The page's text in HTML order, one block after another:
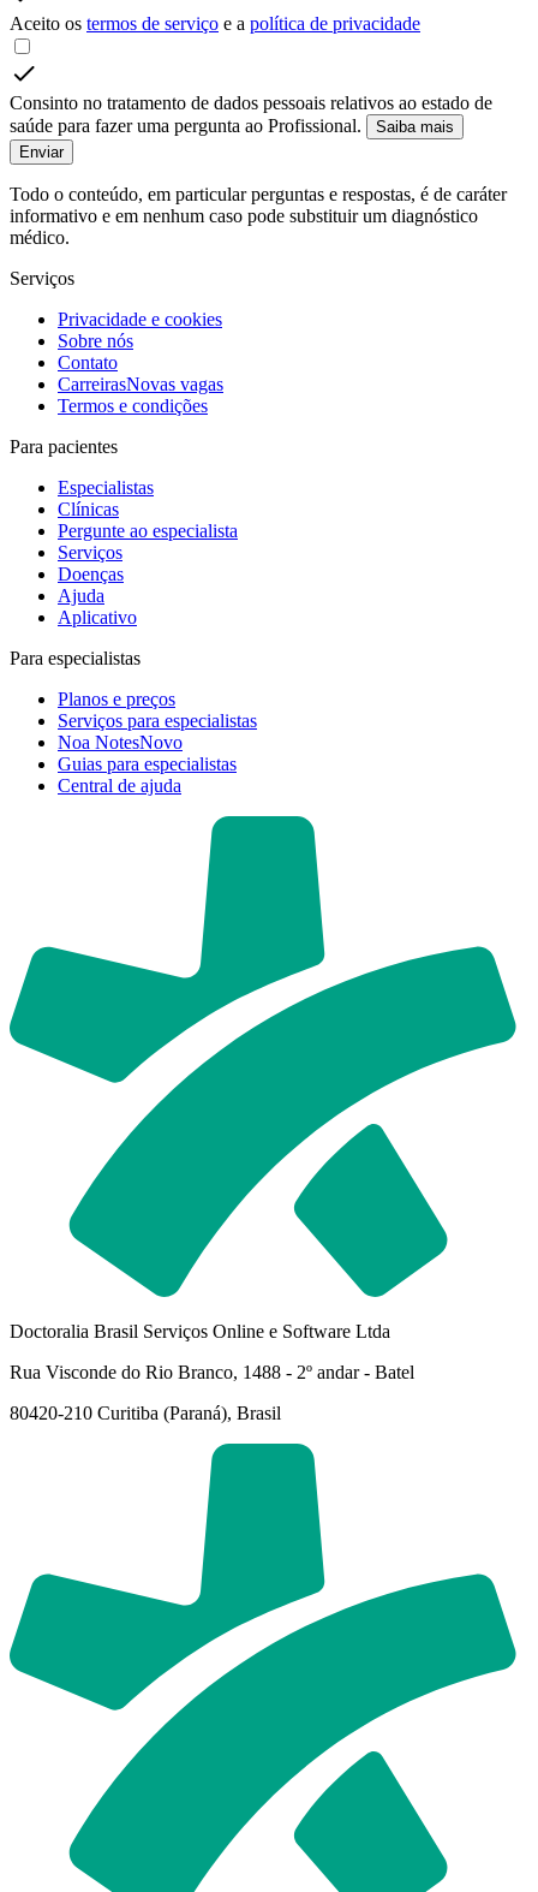
Aceito os termos de serviço e a política de privacidade
Consinto no tratamento de dados pessoais relativos ao estado de
saúde para fazer uma pergunta ao Profissional.
Saiba mais
Enviar
Todo o conteúdo, em particular perguntas e respostas, é de caráter
informativo e em nenhum caso pode substituir um diagnóstico
médico.
Serviços
Privacidade e cookies
Sobre nós
Contato
CarreirasNovas vagas
Termos e condições
Para pacientes
Especialistas
Clínicas
Pergunte ao especialista
Serviços
Doenças
Ajuda
Aplicativo
Para especialistas
Planos e preços
Serviços para especialistas
Noa NotesNovo
Guias para especialistas
Central de ajuda
Doctoralia Brasil Serviços Online e Software Ltda
Rua Visconde do Rio Branco, 1488 - 2º andar - Batel
80420-210 Curitiba (Paraná), Brasil